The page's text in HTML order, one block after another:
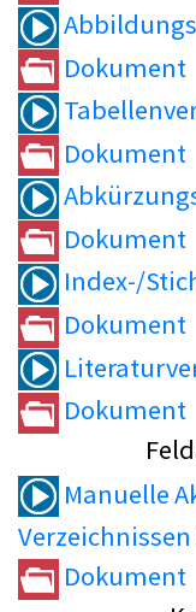
Dokument
Dokument
Dokument
Index-/
Dokument
Dokument
Manuelle
Dokument